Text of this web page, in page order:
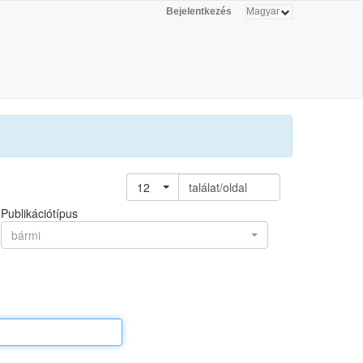
Bejelentkezés
12
találat/oldal
Publikációtípus
bármi